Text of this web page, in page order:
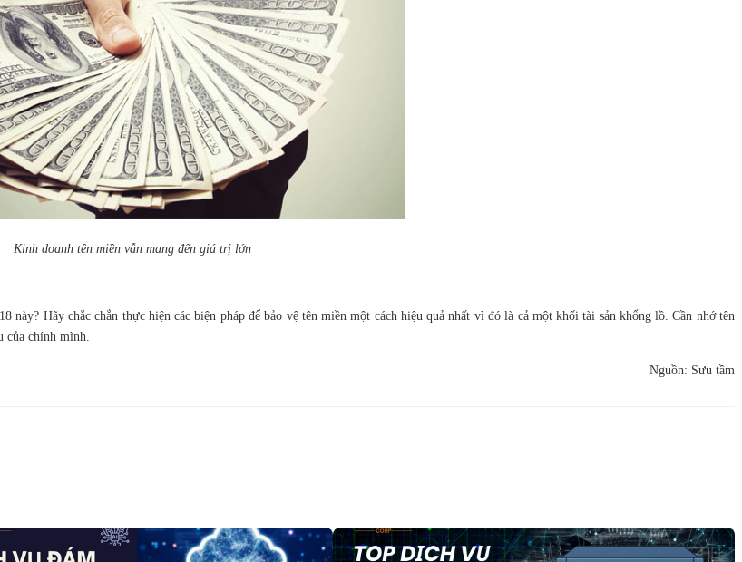
Kinh doanh tên miền vẫn mang đến giá trị lớn
này? Hãy chắc chắn thực hiện các biện pháp để bảo vệ tên miền một cách hiệu quả nhất vì đó là cả một khối tài sản khổng lồ. Cần nhớ tên
của chính mình.
Nguồn: Sưu tầm